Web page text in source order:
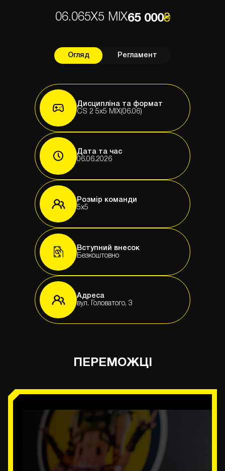
06.065X5 MIX65 000₴
Огляд Регламент
Дисципліна та формат
СS 2 5х5 MIX(06.06)
Дата та час
06.06.2026
Розмір команди
5х5
Вступний внесок
Безкоштовно
Адреса
вул. Головатого, 3
ПЕРЕМОЖЦІ